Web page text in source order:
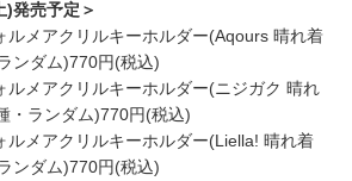
)発売予定＞
ルメアクリルキーホルダー(Aqours 晴れ着
ンダム)770円(税込)
ルメアクリルキーホルダー(ニジガク 晴れ
・ランダム)770円(税込)
ルメアクリルキーホルダー(Liella! 晴れ着
ンダム)770円(税込)